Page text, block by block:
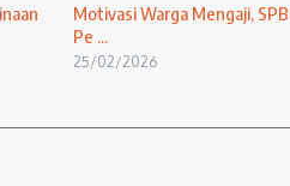
Motivasi Warga Mengaji,
Pe ...
25/02/2026